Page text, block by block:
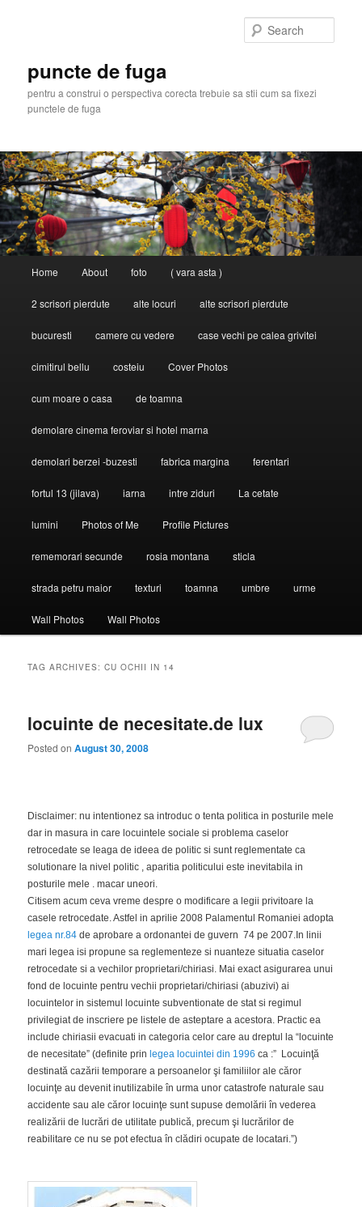
puncte de fuga
pentru a construi o perspectiva corecta trebuie sa stii cum sa fixezi
punctele de fuga
Home About foto ( vara asta )
2 scrisori pierdute alte locuri alte scrisori pierdute
bucuresti camere cu vedere case vechi pe calea grivitei
cimitirul bellu costeiu Cover Photos
cum moare o casa de toamna
demolare cinema feroviar si hotel marna
demolari berzei -buzesti fabrica margina ferentari
fortul 13 (jilava) iarna intre ziduri La cetate
lumini Photos of Me Profile Pictures
rememorari secunde rosia montana sticla
strada petru maior texturi toamna umbre urme
Wall Photos Wall Photos
TAG ARCHIVES:CU OCHII IN 14
locuinte de necesitate.de lux
Posted onAugust 30, 2008
Disclaimer: nu intentionez sa introduc o tenta politica in posturile mele
dar in masura in care locuintele sociale si problema caselor
retrocedate se leaga de ideea de politic si sunt reglementate ca
solutionare la nivel politic , aparitia politicului este inevitabila in
posturile mele . macar uneori.
Citisem acum ceva vreme despre o modificare a legii privitoare la
casele retrocedate. Astfel in aprilie 2008 Palamentul Romaniei adopta
legea nr.84de aprobare a ordonantei de guvern 74 pe 2007.In linii
mari legea isi propune sa reglementeze si nuanteze situatia caselor
retrocedate si a vechilor proprietari/chiriasi. Mai exact asigurarea unui
fond de locuinte pentru vechii proprietari/chiriasi (abuzivi) ai
locuintelor in sistemul locuinte subventionate de stat si regimul
privilegiat de inscriere pe listele de asteptare a acestora. Practic ea
include chiriasii evacuati in categoria celor care au dreptul la “locuinte
de necesitate” (definite prinlegea locuintei din 1996 ca :” Locuinţă
destinată cazării temporare a persoanelor şi familiilor ale căror
locuinţe au devenit inutilizabile în urma unor catastrofe naturale sau
accidente sau ale căror locuinţe sunt supuse demolării în vederea
realizării de lucrări de utilitate publică, precum şi lucrărilor de
reabilitare ce nu se pot efectua în clădiri ocupate de locatari.”)